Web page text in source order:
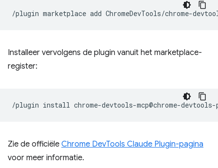
/plugin marketplace add
Installeer vervolgens de plugin vanuit het marketplace-
register:
/plugin install
Zie de officiële Chrome DevTools Claude Plugin-pagina
voor meer informatie.